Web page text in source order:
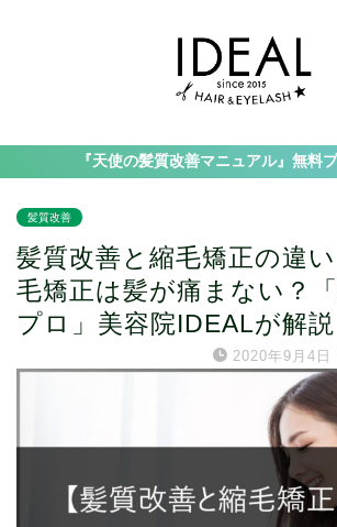
『天使の髪質改善マニュアル』無料
髪質改善
髪質改善と縮毛矯正の違
毛矯正は髪が痛まない？
プロ」美容院IDEALが解説
2020年9月4日